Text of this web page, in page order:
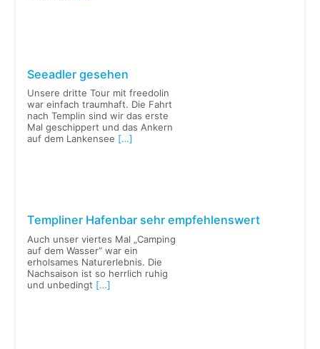
Seeadler gesehen
Unsere dritte Tour mit freedolin
war einfach traumhaft. Die Fahrt
nach Templin sind wir das erste
Mal geschippert und das Ankern
auf dem Lankensee […]
Templiner Hafenbar sehr empfehlenswert
Auch unser viertes Mal „Camping
auf dem Wasser“ war ein
erholsames Naturerlebnis. Die
Nachsaison ist so herrlich ruhig
und unbedingt […]